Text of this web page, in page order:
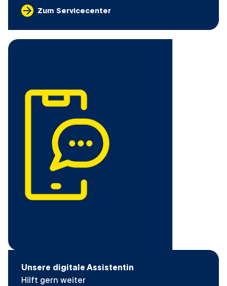
Zum Servicecenter
Unsere digitale Assistentin
Hilft gern weiter